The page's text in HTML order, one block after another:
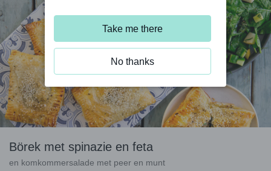
Börek met spinazie en feta
en komkommersalade met peer en munt
Take me there
No thanks